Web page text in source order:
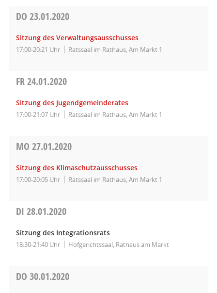
DO 23.01.2020
Sitzung des Verwaltungsausschusses
17:00-20:21 Uhr Ratssaal im Rathaus, Am Markt 1
FR24.01.2020
Sitzung des Jugendgemeinderates
17:00-21:07 Uhr Ratssaal im Rathaus, Am Markt 1
MO 27.01.2020
Sitzung des Klimaschutzausschusses
17:00-20:05 Uhr Ratssaal im Rathaus, Am Markt 1
DI 28.01.2020
Sitzung des Integrationsrats
18:30-21:40 Uhr Hofgerichtssaal, Rathaus am Markt
DO 30.01.2020